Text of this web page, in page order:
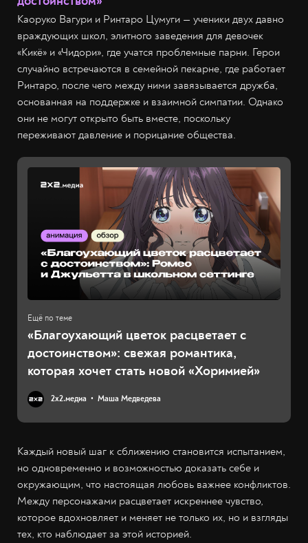
Каоруко Вагури и Ринтаро Цумуги — ученики двух давно
враждующих школ, элитного заведения для девочек
«Кикё» и «Чидори», где учатся проблемные парни. Герои
случайно встречаются в семейной пекарне, где работает
Ринтаро, после чего между ними завязывается дружба,
основанная на поддержке и взаимной симпатии. Однако
они не могут открыто быть вместе, поскольку
переживают давление и порицание общества.
«Благоухающий цветок расцветает с
достоинством»: свежая романтика,
которая хочет стать новой «Хоримией»
2х2.медиа Маша Медведева
Каждый новый шаг к сближению становится испытанием,
но одновременно и возможностью доказать себе и
окружающим, что настоящая любовь важнее конфликтов.
Между персонажами расцветает искреннее чувство,
которое вдохновляет и меняет не только их, но и взгляды
тех, кто наблюдает за этой историей.